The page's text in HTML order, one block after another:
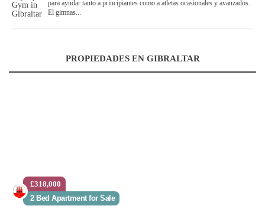
para ayudar tanto a principiantes como a atletas ocasionales y avanzados.
El gimnas...
PROPIEDADES EN GIBRALTAR
£318,000
2 Bed Apartment for Sale